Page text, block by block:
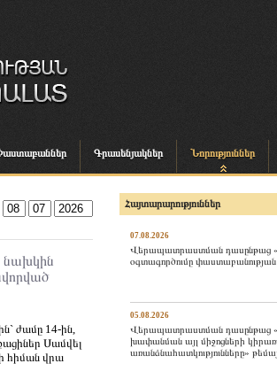
Գրասենյակներ Նորություններ
նախկին
ժամը 14-ին,
Սամվել
հիման վրա
Հայտարարություններ
07.08.2026
Վերապատրաստման դասընթաց
օգտագործումը փաստաբանության
05.08.2026
Վերապատրաստման դասընթաց
խափանման այլ միջոցների
առանձնահատկությունները»